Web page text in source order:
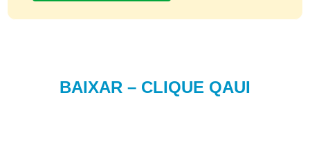
BAIXAR – CLIQUE QAUI